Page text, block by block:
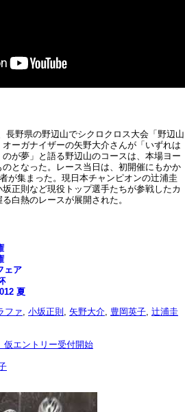
長野県の野辺山でシクロクロス大会「野辺山
ーガナイザーの矢野大介さんが「いずれは
が夢」と語る野辺山のコースは、本場ヨー
となった。レース当日は、初開催にもかか
が集まった。現日本チャンピオンの辻浦圭
正則など現役トップ選手たちが参戦したカ
白熱のレースが展開された。
ェア
夏
ファ, 小坂正則 , 矢野大介, 豊岡英子, 辻浦圭
エントリー受付開始